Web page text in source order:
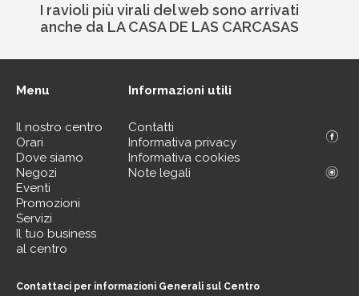
I ravioli più virali del web sono arrivati
anche da LA CASA DE LAS CARCASAS
Menu
Il nostro centro
Orari
Dove siamo
Negozi
Eventi
Promozioni
Servizi
Il tuo business
al centro
Informazioni utili
Contatti
Informativa privacy
Informativa cookies
Note legali
Contattaci per informazioni Generali sul Centro